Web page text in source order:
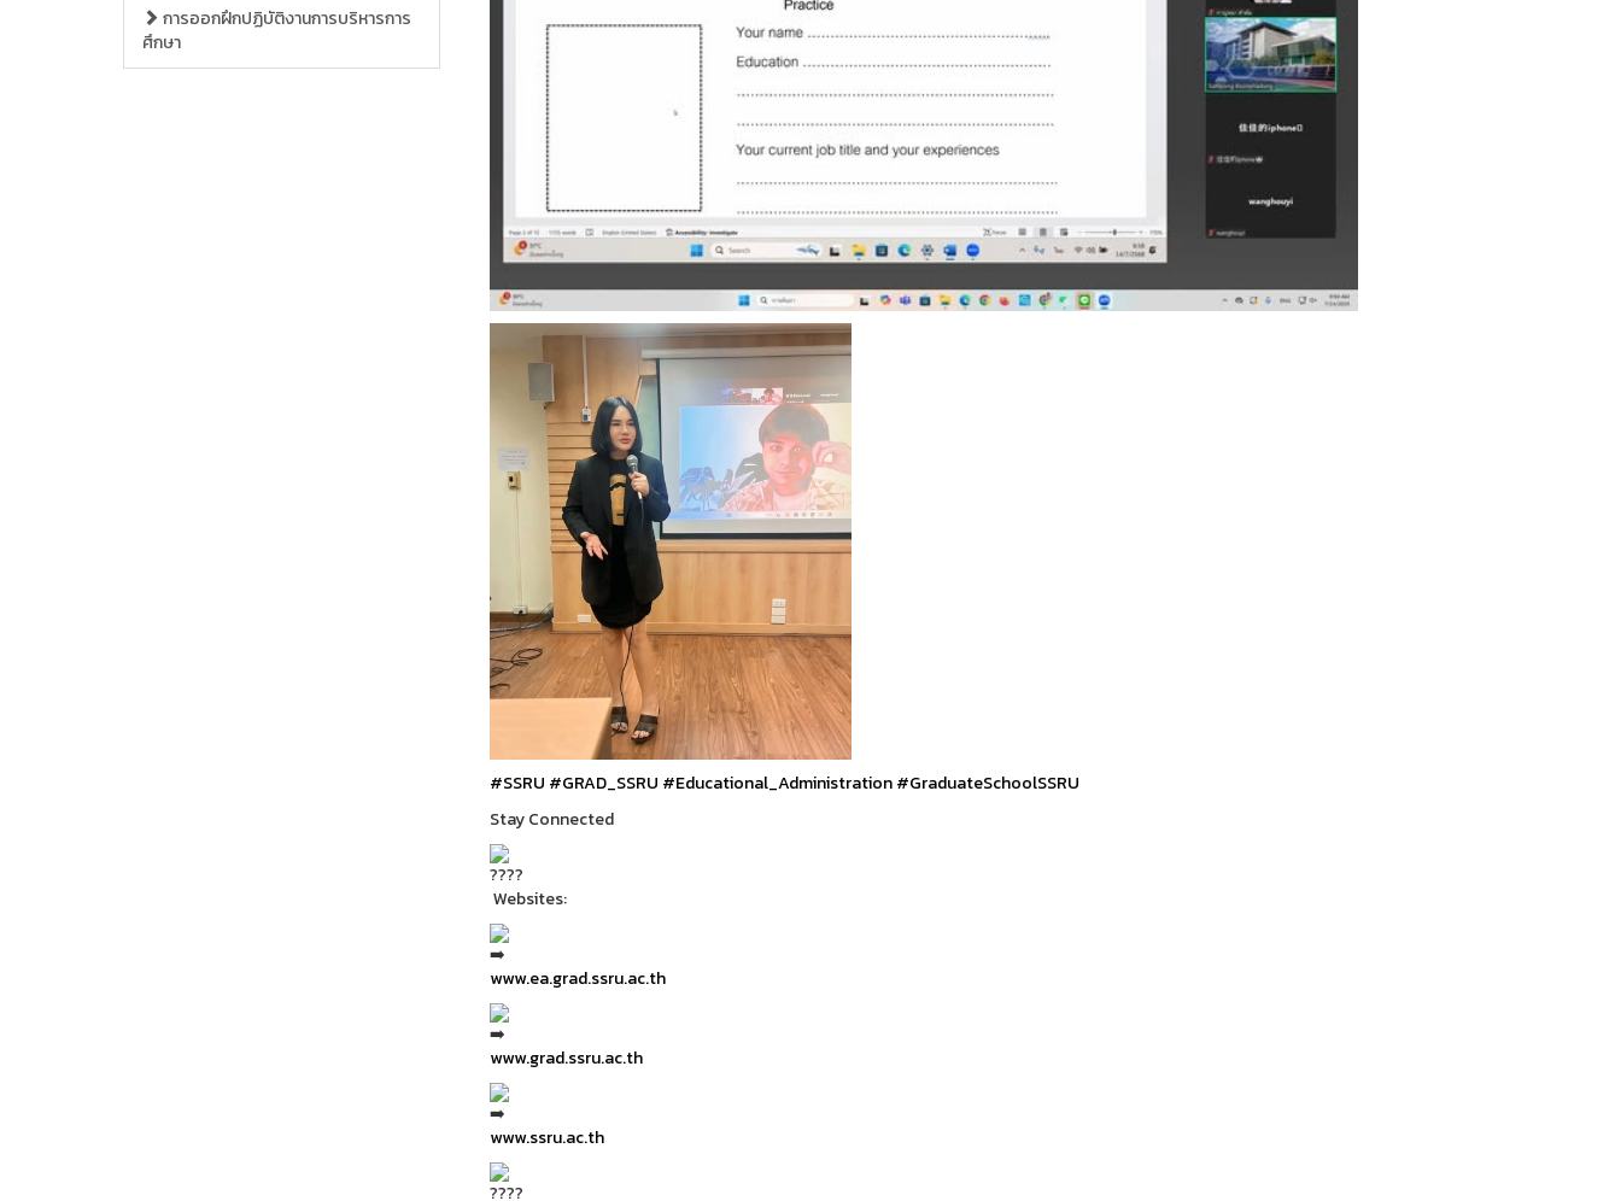
การออกฝึกปฏิบัติงานการบริหารการ
ศึกษา
#SSRU #GRAD_SSRU #Educational_Administration #GraduateSchoolSSRU
Stay Connected
Websites:
www.ea.grad.ssru.ac.th
www.grad.ssru.ac.th
www.ssru.ac.th